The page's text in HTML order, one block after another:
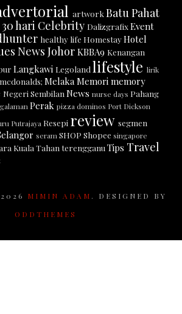
artwork Batu Pahat
hari Celebrity DalizgrafixEvent
healthy life HomestayHotel
News Johor KBBA9 Kenangan
Langkawi Legoland lifestyle lirik
mcdonalds; Melaka Memori memory
Negeri Sembilan News nurse days Pahang
Perak pizza dominos Port Dickson
Putrajaya Resepi review segmen
seram SHOP Shopee singapore
Kuala Tahan terengganu Tips Travel
2026 MIMIN ADAM . DESIGNED BY
ODDTHEMES